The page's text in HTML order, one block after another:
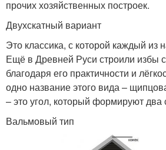
прочих хозяйственных построек.
Двухскатный вариант
Это классика, с которой каждый из
Ещё в Древней Руси строили избы
благодаря его практичности и
одно название этого вида –
– это угол, который формируют два
Вальмовый тип